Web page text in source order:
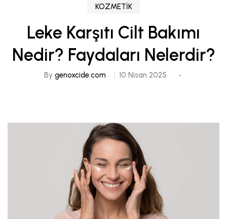
KOZMETİK
Leke Karşıtı Cilt Bakımı
Nedir? Faydaları Nelerdir?
By genoxcide.com 10 Nisan 2025